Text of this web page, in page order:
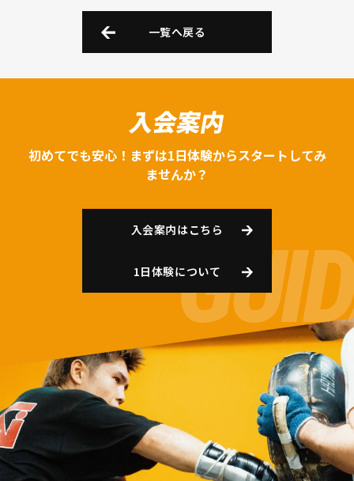
一覧へ戻る
入会案内
初めてでも安心！まずは1日体験からスタートしてみ
ませんか？
入会案内はこちら
1日体験について